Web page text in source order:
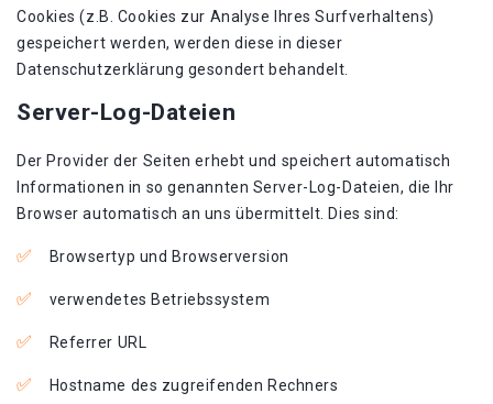
Cookies (z.B. Cookies zur Analyse Ihres Surfverhaltens)
gespeichert werden, werden diese in dieser
Datenschutzerklärung gesondert behandelt.
Server-Log-Dateien
Der Provider der Seiten erhebt und speichert automatisch
Informationen in so genannten Server-Log-Dateien, die Ihr
Browser automatisch an uns übermittelt. Dies sind:
Browsertyp und Browserversion
verwendetes Betriebssystem
Referrer URL
Hostname des zugreifenden Rechners